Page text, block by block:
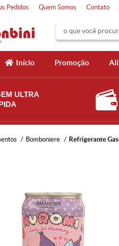
Pedidos Quem Somos Contato
Início Promoção
ULTRA
Bomboniere Refrigerante